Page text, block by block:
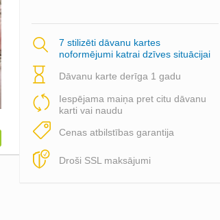
7 stilizēti dāvanu kartes
noformējumi katrai dzīves situācijai
Dāvanu karte derīga 1 gadu
Iespējama maiņa pret citu dāvanu
karti vai naudu
Cenas atbilstības garantija
Droši SSL maksājumi